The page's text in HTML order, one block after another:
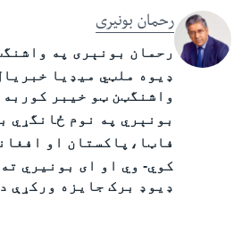
رحمان بونیری
رحمان بونېری په
ډیوه ملټي میډیا
واشنگټن ټو خیبر
بونېري په نوم ځانگړ ي
فاټا،پاکستان او
کوي- وي او ای بونيري ته
ډیوډ برک جایزه ورکړې